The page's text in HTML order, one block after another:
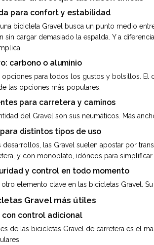
para confort y estabilidad
bicicleta Gravel busca un punto medio
sin cargar demasiado la espalda. Y a
carbono o aluminio
opciones para todos los gustos y bolsillos.
las opciones más populares.
para carretera y caminos
del Gravel son sus neumáticos. Más
distintos tipos de uso
desarrollos, las Gravel suelen apostar por
y con monoplato, idóneos para
y control en todo momento
otro elemento clave en las bicicletas Gravel.
Gravel más útiles
control adicional
de las bicicletas Gravel de carretera es el